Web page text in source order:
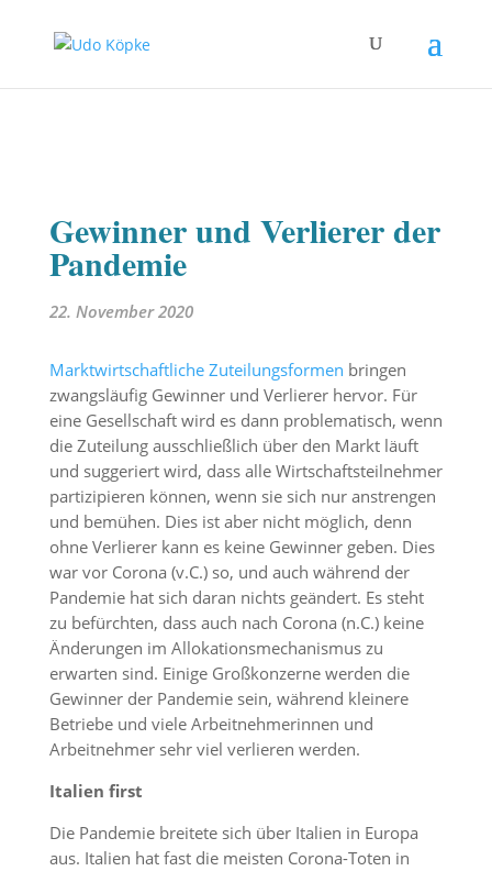
Gewinner und Verlierer der
Pandemie
22. November 2020
Marktwirtschaftliche Zuteilungsformen bringen
zwangsläufig Gewinner und Verlierer hervor. Für
eine Gesellschaft wird es dann problematisch, wenn
die Zuteilung ausschließlich über den Markt läuft
und suggeriert wird, dass alle Wirtschaftsteilnehmer
partizipieren können, wenn sie sich nur anstrengen
und bemühen. Dies ist aber nicht möglich, denn
ohne Verlierer kann es keine Gewinner geben. Dies
war vor Corona (v.C.) so, und auch während der
Pandemie hat sich daran nichts geändert. Es steht
zu befürchten, dass auch nach Corona (n.C.) keine
Änderungen im Allokationsmechanismus zu
erwarten sind. Einige Großkonzerne werden die
Gewinner der Pandemie sein, während kleinere
Betriebe und viele Arbeitnehmerinnen und
Arbeitnehmer sehr viel verlieren werden.
Italien first
Die Pandemie breitete sich über Italien in Europa
aus. Italien hat fast die meisten Corona-Toten in